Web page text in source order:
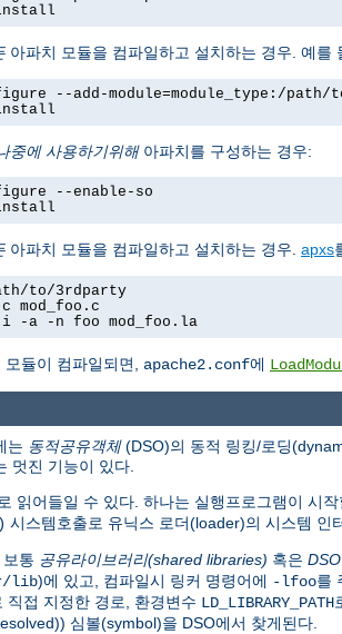
아파치 모듈을 컴파일하고 설치하는 경우. 예를
--add-module=module_type:/path/
중에 사용하기위해아파치를 구성하는 경우:
--enable-so
아파치 모듈을 컴파일하고 설치하는 경우. apxs
to/3rdparty
mod_foo.c
-a -n foo mod_foo.la
듈이 컴파일되면, apache2.conf에
는 동적공유객체(DSO)의 동적 링킹/로딩
멋진 기능이 있다.
읽어들일 수 있다. 하나는 실행프로그램이 시작
시스템호출로 유닉스 로더(loader)의 시스템 인
통 공유라이브러리(shared libraries) 혹은
lib)에 있고, 컴파일시 링커 명령어에 -lfoo를
직접 지정한 경로, 환경변수 LD_LIBRARY_PATH
심볼(symbol)을 DSO에서 찾게된다.